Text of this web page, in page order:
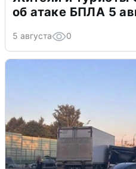
об атаке БПЛА 5
5 августа 0